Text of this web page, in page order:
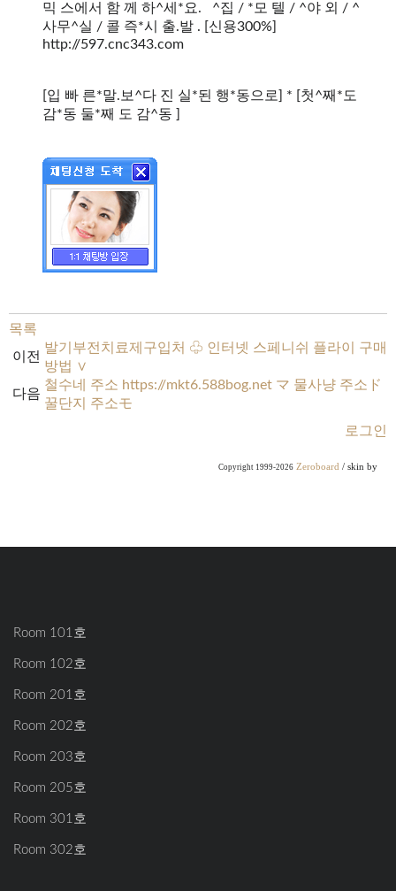
믹 스에서 함 께 하^세*요. ^집 / *모 텔 / ^야 외 / ^
사무^실 / 콜 즉*시 출.발 . [신용300%]
http://597.cnc343.com
[입 빠 른*말.보^다 진 실*된 행*동으로] * [첫^째*도
감*동 둘*째 도 감^동 ]
목록
이전
발기부전치료제구입처 ♧ 인터넷 스페니쉬 플라이 구매
방법 ∨
다음
철수네 주소 https://mkt6.588bog.net マ 물사냥 주소ド
꿀단지 주소モ
로그인
Copyright 1999-2026 Zeroboard / skin by
Room 101호
Room 102호
Room 201호
Room 202호
Room 203호
Room 205호
Room 301호
Room 302호